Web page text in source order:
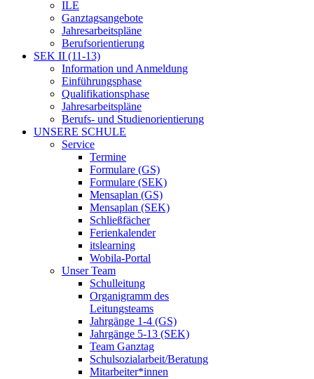
ILE
Ganztagsangebote
Jahresarbeitspläne
Berufsorientierung
SEK II (11-13)
Information und Anmeldung
Einführungsphase
Qualifikationsphase
Jahresarbeitspläne
Berufs- und Studienorientierung
UNSERE SCHULE
Service
Termine
Formulare (GS)
Formulare (SEK)
Mensaplan (GS)
Mensaplan (SEK)
Schließfächer
Ferienkalender
itslearning
Wobila-Portal
Unser Team
Schulleitung
Organigramm des
Leitungsteams
Jahrgänge 1-4 (GS)
Jahrgänge 5-13 (SEK)
Team Ganztag
Schulsozialarbeit/Beratung
Mitarbeiter*innen